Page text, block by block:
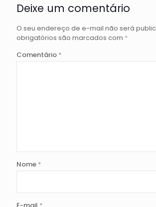
Deixe um comentário
O seu endereço de e-mail não será
obrigatórios são marcados com *
Comentário *
Nome *
E-mail *